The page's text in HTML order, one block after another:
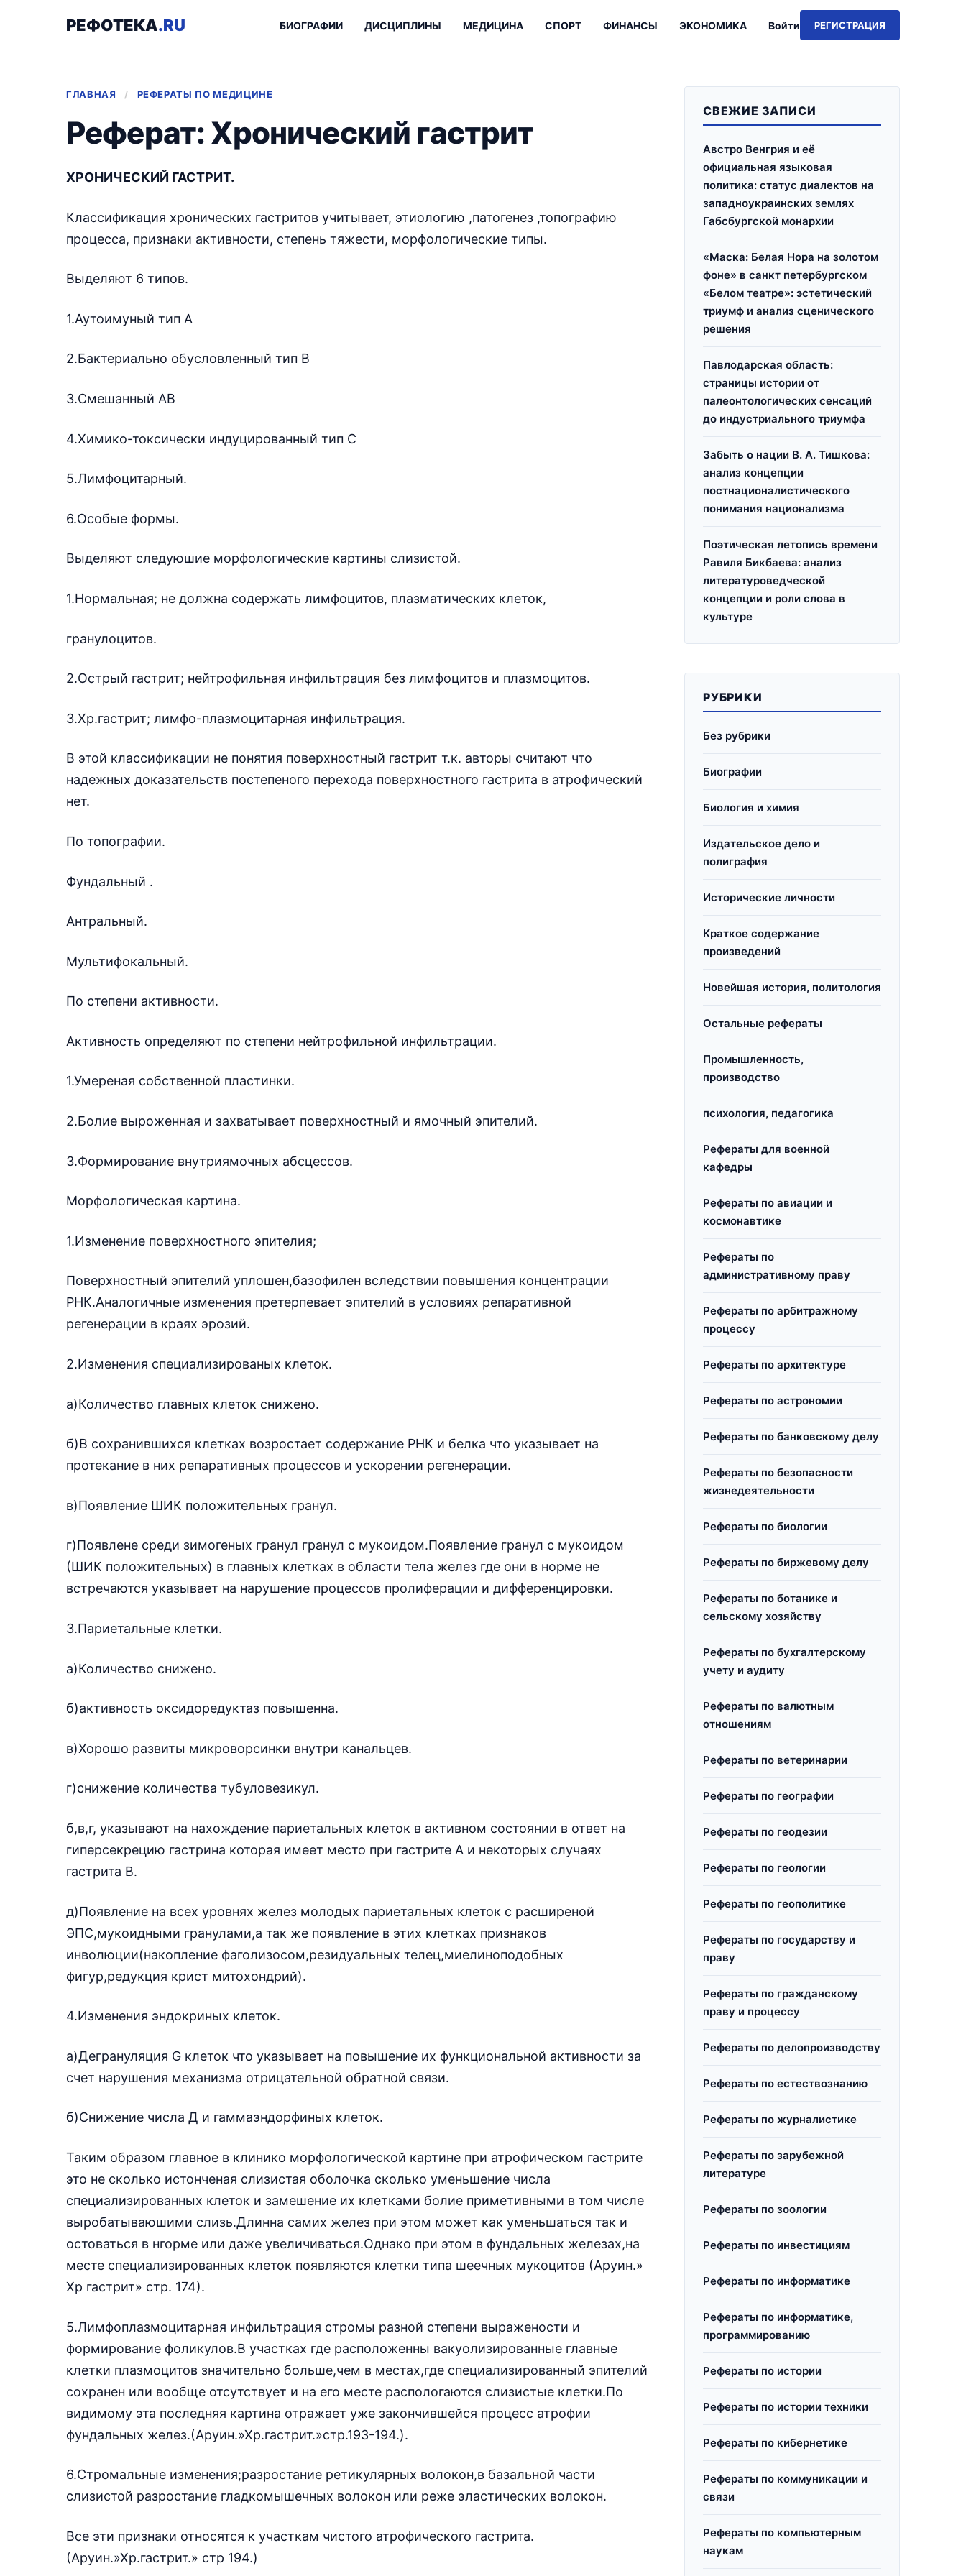
РЕФОТЕКА.RU Войти РЕГИСТРАЦИЯ
БИОГРАФИИ ДИСЦИПЛИНЫ МЕДИЦИНА СПОРТ ФИНАНСЫ ЭКОНОМИКА
ГЛАВНАЯ / РЕФЕРАТЫ ПО МЕДИЦИНЕ
Реферат: Хронический гастрит
ХРОНИЧЕСКИЙ ГАСТРИТ.
Классификация хронических гастритов учитывает, этиологию ,патогенез ,топографию
процесса, признаки активности, степень тяжести, морфологические типы.
Выделяют 6 типов.
1.Аутоимуный тип А
2.Бактериально обусловленный тип В
3.Смешанный АВ
4.Химико-токсически индуцированный тип С
5.Лимфоцитарный.
6.Особые формы.
Выделяют следуюшие морфологические картины слизистой.
1.Нормальная; не должна содержать лимфоцитов, плазматических клеток,
гранулоцитов.
2.Острый гастрит; нейтрофильная инфильтрация без лимфоцитов и плазмоцитов.
3.Хр.гастрит; лимфо-плазмоцитарная инфильтрация.
В этой классификации не понятия поверхностный гастрит т.к. авторы считают что
надежных доказательств постепеного перехода поверхностного гастрита в атрофический
нет.
По топографии.
Фундальный .
Антральный.
Мультифокальный.
По степени активности.
Активность определяют по степени нейтрофильной инфильтрации.
1.Умереная собственной пластинки.
2.Болие выроженная и захватывает поверхностный и ямочный эпителий.
3.Формирование внутриямочных абсцессов.
Морфологическая картина.
1.Изменение поверхностного эпителия;
Поверхностный эпителий уплошен,базофилен вследствии повышения концентрации
РНК.Аналогичные изменения претерпевает эпителий в условиях репаративной
регенерации в краях эрозий.
2.Изменения специализированых клеток.
а)Количество главных клеток снижено.
б)В сохранившихся клетках возростает содержание РНК и белка что указывает на
протекание в них репаративных процессов и ускорении регенерации.
в)Появление ШИК положительных гранул.
г)Появлене среди зимогеных гранул гранул с мукоидом.Появление гранул с мукоидом
(ШИК положительных) в главных клетках в области тела желез где они в норме не
встречаются указывает на нарушение процессов пролиферации и дифференцировки.
3.Париетальные клетки.
а)Количество снижено.
б)активность оксидоредуктаз повышенна.
в)Хорошо развиты микроворсинки внутри канальцев.
г)снижение количества тубуловезикул.
б,в,г, указывают на нахождение париетальных клеток в активном состоянии в ответ на
гиперсекрецию гастрина которая имеет место при гастрите А и некоторых случаях
гастрита В.
д)Появление на всех уровнях желез молодых париетальных клеток с расширеной
ЭПС,мукоидными гранулами,а так же появление в этих клетках признаков
инволюции(накопление фаголизосом,резидуальных телец,миелиноподобных
фигур,редукция крист митохондрий).
4.Изменения эндокриных клеток.
а)Дегрануляция G клеток что указывает на повышение их функциональной активности за
счет нарушения механизма отрицательной обратной связи.
б)Снижение числа Д и гаммаэндорфиных клеток.
Таким образом главное в клинико морфологической картине при атрофическом гастрите
это не сколько истонченая слизистая оболочка сколько уменьшение числа
специализированных клеток и замешение их клетками болие приметивными в том числе
выробатываюшими слизь.Длинна самих желез при этом может как уменьшаться так и
остоваться в нгорме или даже увеличиваться.Однако при этом в фундальных железах,на
месте специализированных клеток появляются клетки типа шеечных мукоцитов (Аруин.»
Хр гастрит» стр. 174).
5.Лимфоплазмоцитарная инфильтрация стромы разной степени выражености и
формирование фоликулов.В участках где расположенны вакуолизированные главные
клетки плазмоцитов значительно больше,чем в местах,где специализированный эпителий
сохранен или вообще отсутствует и на его месте распологаются слизистые клетки.По
видимому эта последняя картина отражает уже закончившейся процесс атрофии
фундальных желез.(Аруин.»Хр.гастрит.»стр.193-194.).
6.Стромальные изменения;разростание ретикулярных волокон,в базальной части
слизистой разростание гладкомышечных волокон или реже эластических волокон.
Все эти признаки относятся к участкам чистого атрофического гастрита.
(Аруин.»Хр.гастрит.» стр 194.)
СВЕЖИЕ ЗАПИСИ
Австро Венгрия и её
официальная языковая
политика: статус диалектов на
западноукраинских землях
Габсбургской монархии
«Маска: Белая Нора на золотом
фоне» в санкт петербургском
«Белом театре»: эстетический
триумф и анализ сценического
решения
Павлодарская область:
страницы истории от
палеонтологических сенсаций
до индустриального триумфа
Забыть о нации В. А. Тишкова:
анализ концепции
постнационалистического
понимания национализма
Поэтическая летопись времени
Равиля Бикбаева: анализ
литературоведческой
концепции и роли слова в
культуре
РУБРИКИ
Без рубрики
Биографии
Биология и химия
Издательское дело и
полиграфия
Исторические личности
Краткое содержание
произведений
Новейшая история, политология
Остальные рефераты
Промышленность,
производство
психология, педагогика
Рефераты для военной
кафедры
Рефераты по авиации и
космонавтике
Рефераты по
административному праву
Рефераты по арбитражному
процессу
Рефераты по архитектуре
Рефераты по астрономии
Рефераты по банковскому делу
Рефераты по безопасности
жизнедеятельности
Рефераты по биологии
Рефераты по биржевому делу
Рефераты по ботанике и
сельскому хозяйству
Рефераты по бухгалтерскому
учету и аудиту
Рефераты по валютным
отношениям
Рефераты по ветеринарии
Рефераты по географии
Рефераты по геодезии
Рефераты по геологии
Рефераты по геополитике
Рефераты по государству и
праву
Рефераты по гражданскому
праву и процессу
Рефераты по делопроизводству
Рефераты по естествознанию
Рефераты по журналистике
Рефераты по зарубежной
литературе
Рефераты по зоологии
Рефераты по инвестициям
Рефераты по информатике
Рефераты по информатике,
программированию
Рефераты по истории
Рефераты по истории техники
Рефераты по кибернетике
Рефераты по коммуникации и
связи
Рефераты по компьютерным
наукам